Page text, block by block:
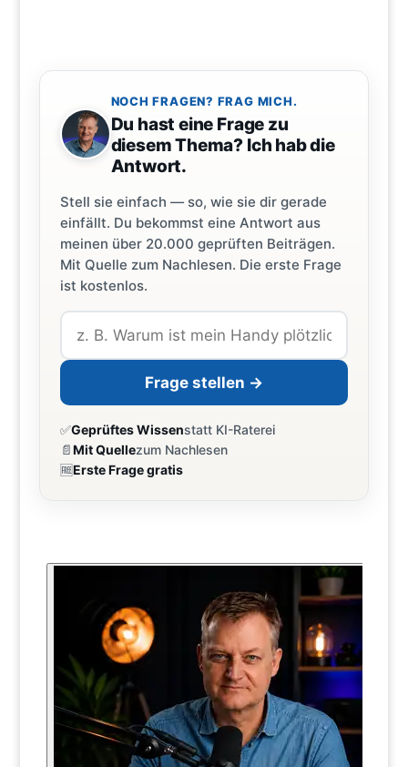
NOCH FRAGEN? FRAG MICH.
Du hast eine Frage zu
diesem Thema? Ich hab die
Antwort.
Stell sie einfach — so, wie sie dir gerade
einfällt. Du bekommst eine Antwort aus
meinen über 20.000 geprüften Beiträgen.
Mit Quelle zum Nachlesen. Die erste Frage
ist kostenlos.
Frage stellen →
✅Geprüftes Wissenstatt KI-Raterei
📄Mit Quellezum Nachlesen
🆓Erste Frage gratis